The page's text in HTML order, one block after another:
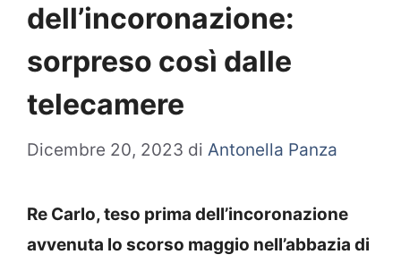
dell’incoronazione:
sorpreso così dalle
telecamere
Dicembre 20, 2023 di Antonella Panza
Re Carlo, teso prima dell’incoronazione
avvenuta lo scorso maggio nell’abbazia di